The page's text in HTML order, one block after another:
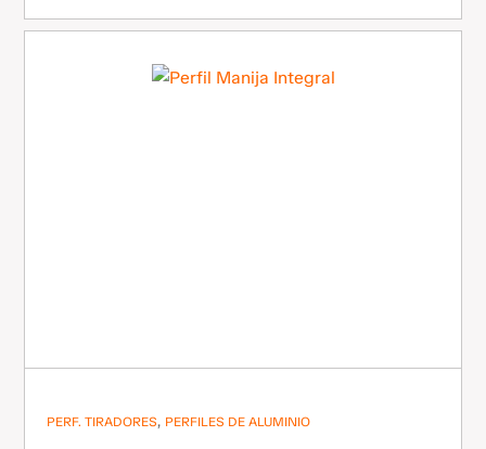
PERF. TIRADORES, PERFILES DE ALUMINIO